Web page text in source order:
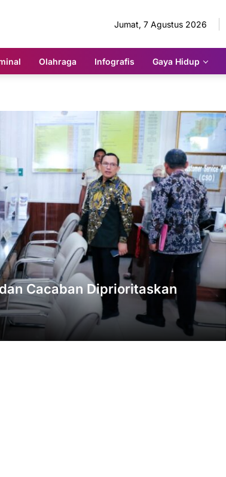
Jumat, 7 Agustus 2026
Olahraga Infografis Gaya Hidup
Cacaban Diprioritaskan